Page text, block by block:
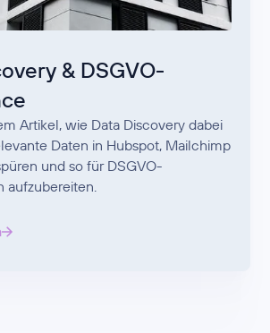
& DSGVO-
Artikel, wie Data Discovery dabei
Daten in Hubspot, Mailchimp
und so für DSGVO-
aufzubereiten.